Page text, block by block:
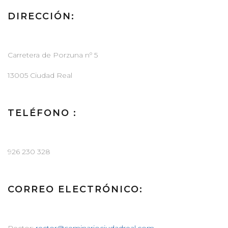
DIRECCIÓN:
Carretera de Porzuna nº 5
13005 Ciudad Real
TELÉFONO :
926 230 328
CORREO ELECTRÓNICO: